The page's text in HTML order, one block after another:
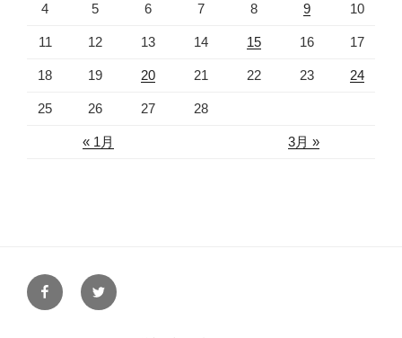
« 1月 3月 »
4 5 6 7 8 9 10
11 12 13 14 15 16 17
18 19 20 21 22 23 24
25 26 27 28
facebooktwitter